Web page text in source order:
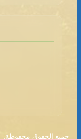
2026 MYP ENERGY · جميع الحقوق محفوظة. |